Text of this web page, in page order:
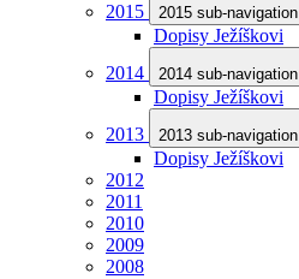
2015
2015 sub-navigation
Dopisy Ježíškovi
2014
2014 sub-navigation
Dopisy Ježíškovi
2013
2013 sub-navigation
Dopisy Ježíškovi
2012
2011
2010
2009
2008